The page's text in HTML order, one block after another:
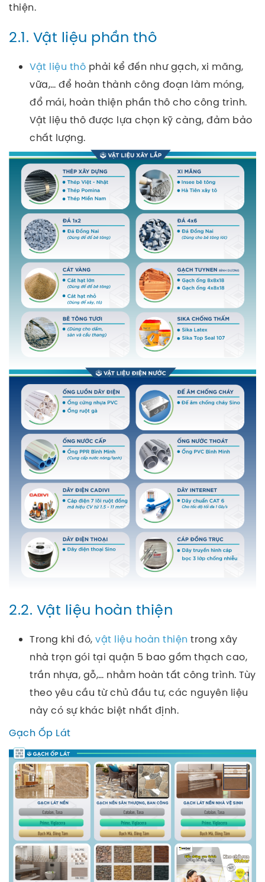
thiện.
2.1. Vật liệu phần thô
Vật liệu thô phải kể đến như gạch, xi măng,
vữa,… để hoàn thành công đoạn làm móng,
đổ mái, hoàn thiện phần thô cho công trình.
Vật liệu thô được lựa chọn kỹ càng, đảm bảo
chất lượng.
2.2. Vật liệu hoàn thiện
Trong khi đó, vật liệu hoàn thiện trong xây
nhà trọn gói tại quận 5 bao gồm thạch cao,
trần nhựa, gỗ,… nhằm hoàn tất công trình. Tùy
theo yêu cầu từ chủ đầu tư, các nguyên liệu
này có sự khác biệt nhất định.
Gạch Ốp Lát